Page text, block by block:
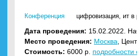
Конференция цифровизация, ит в
Дата проведения: 15.02.2022.
Место проведения: Москва ,
Стоимость: 6000 р. подробности